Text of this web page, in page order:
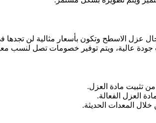
عزل الاسطح وتكون بأسعار مثالية لن
جودة عالية، ويتم توفير خصومات تصل لنسب
تثبيت مادة العزل.
العزل الفعالة.
خلال المعدات الحديثة.